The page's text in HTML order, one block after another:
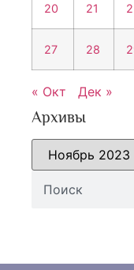
20 21
27 28
« Окт Дек »
Архивы